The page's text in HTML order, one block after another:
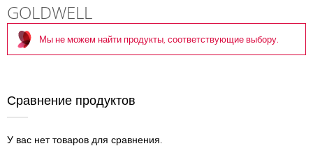
GOLDWELL
Мы не можем найти продукты, соответствующие выбору.
Сравнение продуктов
У вас нет товаров для сравнения.